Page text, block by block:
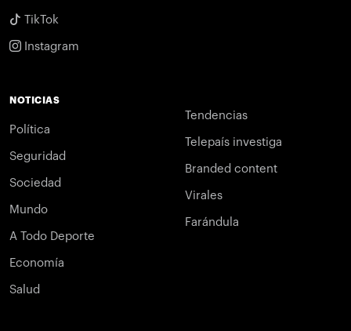
TikTok
Instagram
NOTICIAS
Política
Seguridad
Sociedad
Mundo
A Todo Deporte
Economía
Salud
Tendencias
Telepaís investiga
Branded content
Virales
Farándula